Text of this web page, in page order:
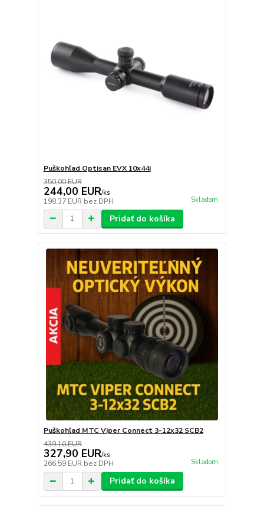
Puškohľad Optisan EVX 10x44i
350,00 EUR
244,00 EUR/ks
198,37 EUR bez DPH Skladom
Pridať do košíka
Puškohľad MTC Viper Connect 3-12x32 SCB2
439,10 EUR
327,90 EUR/ks
266,59 EUR bez DPH Skladom
Pridať do košíka